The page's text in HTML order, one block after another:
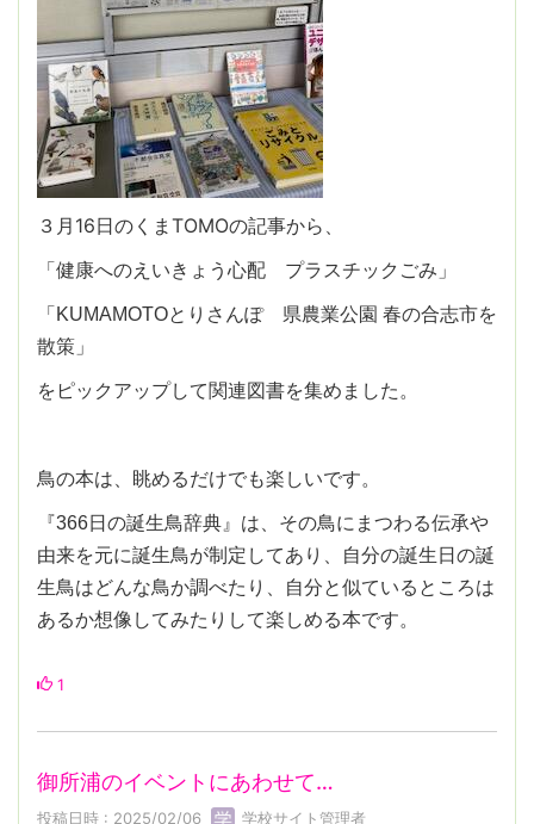
３月16日のくまTOMOの記事から、
「健康へのえいきょう心配 プラスチックごみ」
「KUMAMOTOとりさんぽ 県農業公園 春の合志市を
散策」
をピックアップして関連図書を集めました。
鳥の本は、眺めるだけでも楽しいです。
『366日の誕生鳥辞典』は、その鳥にまつわる伝承や
由来を元に誕生鳥が制定してあり、自分の誕生日の誕
生鳥はどんな鳥か調べたり、自分と似ているところは
あるか想像してみたりして楽しめる本です。
1
御所浦のイベントにあわせて…
投稿日時 : 2025/02/06 学校サイト管理者